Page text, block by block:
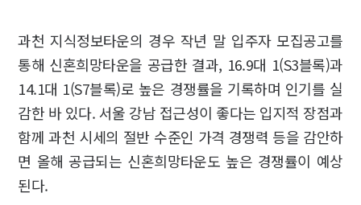
과천 지식정보타운의 경우 작년 말 입주자 모집공고를
통해 신혼희망타운을 공급한 결과, 16.9대 1(S3블록)과
14.1대 1(S7블록)로 높은 경쟁률을 기록하며 인기를 실
감한 바 있다. 서울 강남 접근성이 좋다는 입지적 장점과
함께 과천 시세의 절반 수준인 가격 경쟁력 등을 감안하
면 올해 공급되는 신혼희망타운도 높은 경쟁률이 예상
된다.